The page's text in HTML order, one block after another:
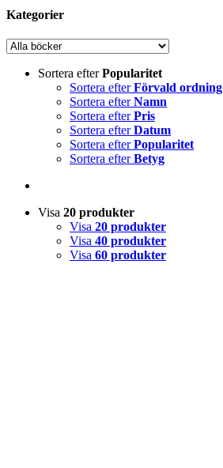
Kategorier
Sortera efterPopularitet
Sortera efterFörvald ordning
Sortera efterNamn
Sortera efterPris
Sortera efterDatum
Sortera efterPopularitet
Sortera efterBetyg
Visa 20 produkter
Visa 20 produkter
Visa 40 produkter
Visa 60 produkter